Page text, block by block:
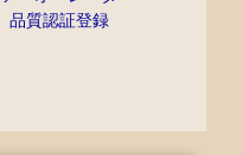
品質認証登録